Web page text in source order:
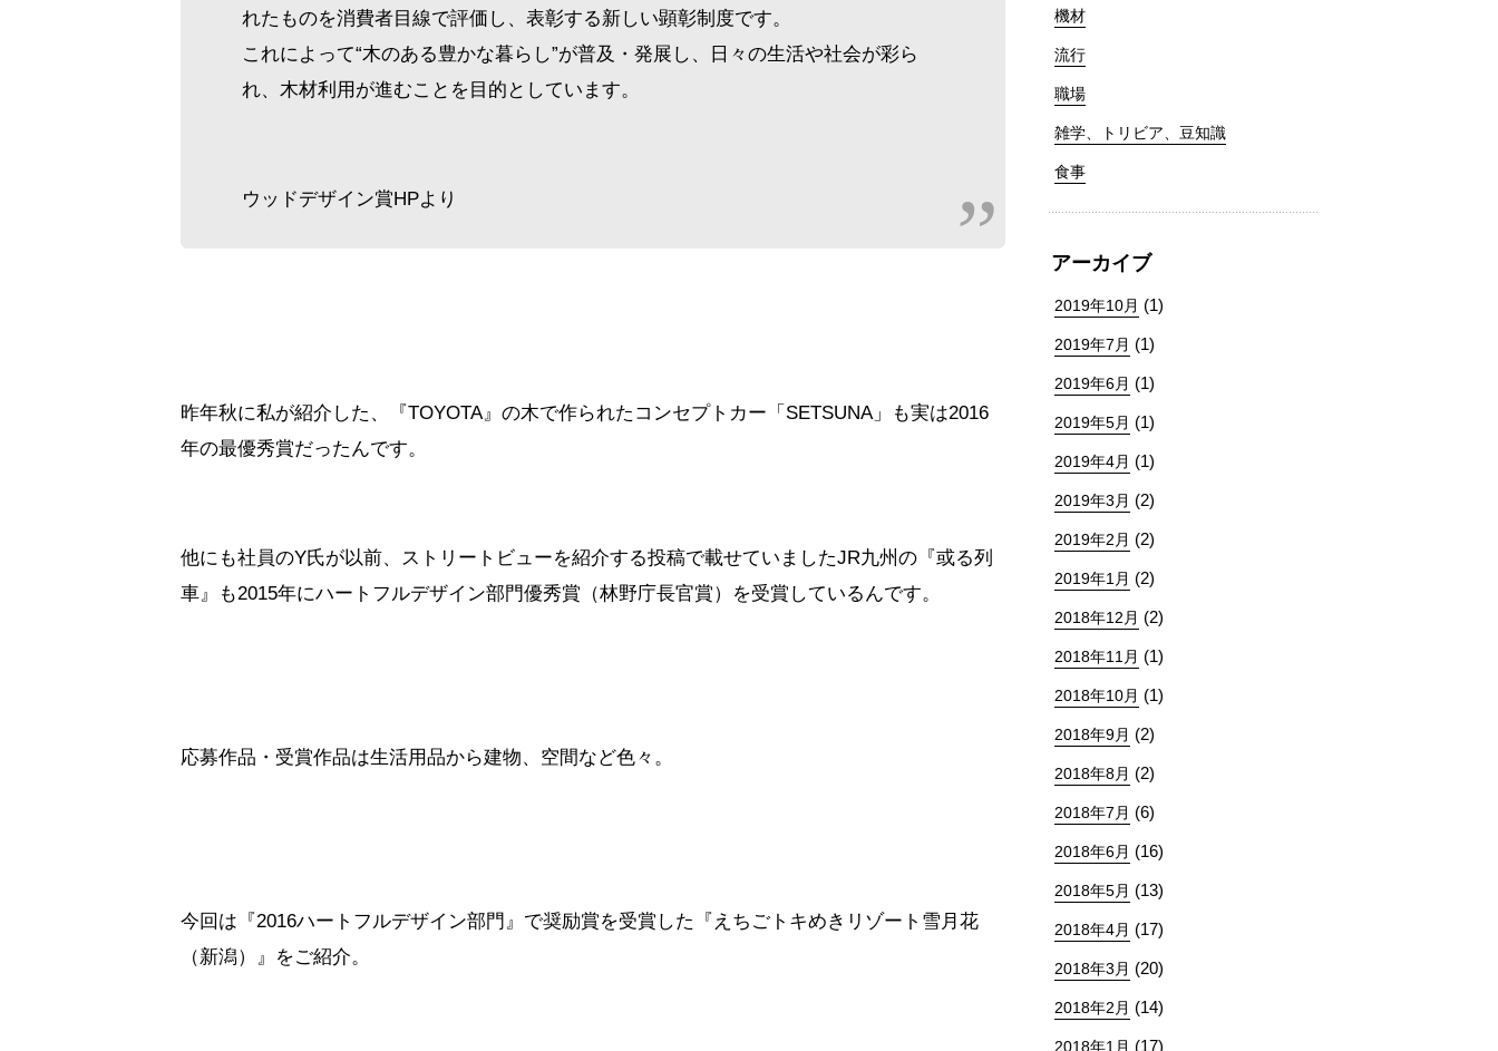
れたものを消費者目線で評価し、表彰する新しい顕彰制度です。
これによって“木のある豊かな暮らし”が普及・発展し、日々の生活や社会が彩ら
れ、木材利用が進むことを目的としています。
ウッドデザイン賞HPより
昨年秋に私が紹介した、『TOYOTA』の木で作られたコンセプトカー「SETSUNA」も実は2016
年の最優秀賞だったんです。
他にも社員のY氏が以前、ストリートビューを紹介する投稿で載せていましたJR九州の『或る列
車』も2015年にハートフルデザイン部門優秀賞（林野庁長官賞）を受賞しているんです。
応募作品・受賞作品は生活用品から建物、空間など色々。
今回は『2016ハートフルデザイン部門』で奨励賞を受賞した『えちごトキめきリゾート雪月花
（新潟）』をご紹介。
機材
流行
職場
雑学、トリビア、豆知識
食事
アーカイブ
2019年10月 (1)
2019年7月 (1)
2019年6月 (1)
2019年5月 (1)
2019年4月 (1)
2019年3月 (2)
2019年2月 (2)
2019年1月 (2)
2018年12月 (2)
2018年11月 (1)
2018年10月 (1)
2018年9月 (2)
2018年8月 (2)
2018年7月 (6)
2018年6月 (16)
2018年5月 (13)
2018年4月 (17)
2018年3月 (20)
2018年2月 (14)
2018年1月 (17)